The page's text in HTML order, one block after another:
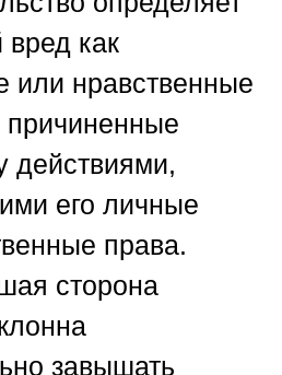
как
или нравственные
причиненные
действиями,
его личные
права.
сторона
завышать